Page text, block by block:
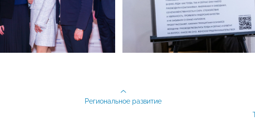
Региональное развитие